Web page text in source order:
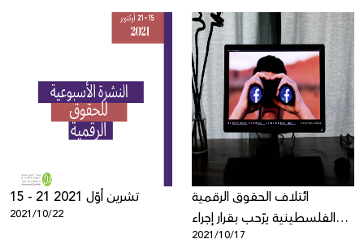
15 - 21 تشرين أوّل 2021
2021/10/22
ائتلاف الحقوق الرقمية
الفلسطينية يرّحب بقرار إجراء
2021/10/17